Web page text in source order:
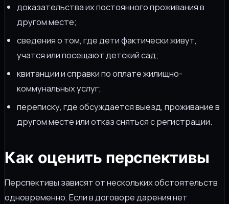
доказательства их постоянного проживания в
другом месте;
сведения о том, где дети фактически живут,
учатся или посещают детский сад;
квитанции и справки по оплате жилищно-
коммунальных услуг;
переписку, где обсуждается выезд, проживание в
другом месте или отказ сняться с регистрации.
Как оценить перспективы
Перспективы зависят от нескольких обстоятельств
одновременно. Если в договоре дарения нет